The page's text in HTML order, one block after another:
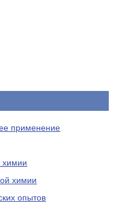
применение
химии
химии
опытов